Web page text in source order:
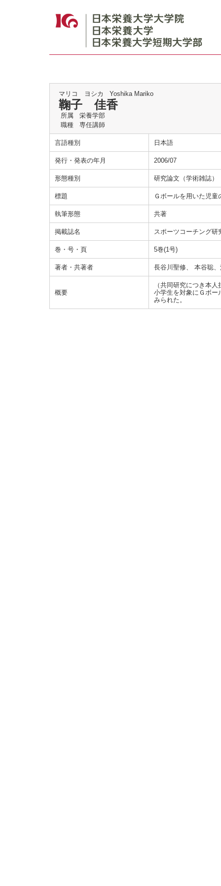
マリコ ヨシカ Yoshika Mariko
鞠子 佳香
所属
栄養学部
職種
専任講師
言語種別 日本語
発行・発表の年月 2006/07
形態種別 研究論文（学術雑誌）
標題 Ｇボールを用いた児
執筆形態 共著
掲載誌名 スポーツコーチング研
巻・号・頁 5巻(1号)
著者・共著者 長谷川聖修、 本谷聡
概要
（共同研究につき本
小学生を対象にＧボー
みられた。